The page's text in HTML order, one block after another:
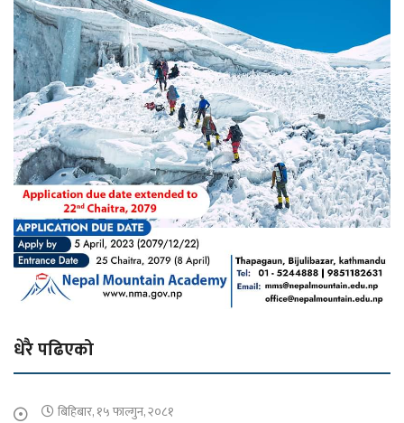
धेरै पढिएको
बिहिबार, १५ फाल्गुन, २०८१